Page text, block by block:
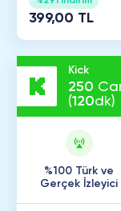
399,00 TL
Kick
250
(120dk)
%100 Türk ve
Gerçek İzleyici